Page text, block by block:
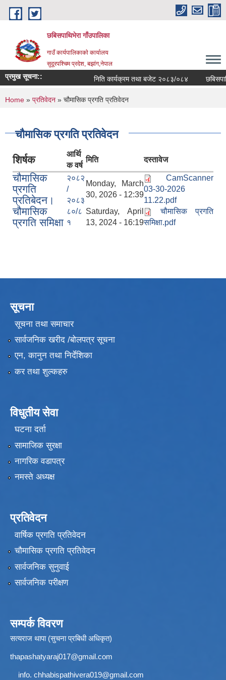
Skip to main content
छबिसपाथिभेरा गाँउपालिका
गाउँ कार्यपालिकाकाे कार्यालय
सुदूरपश्चिम प्रदेश, बझांग,नेपाल
प्रमुख सूचना:: निति कार्यक्रम तथा बजेट २०८३/०८४
You are here
Home » प्रतिवेदन » चौमासिक प्रगति प्रतिवेदन
चौमासिक प्रगति प्रतिवेदन
शिर्षक
आर्थि
क वर्ष
मिति दस्तावेज
चौमासिक
प्रगति
प्रतिबेदन।
२०८२
/
२०८३
Monday, March
30, 2026 - 12:39
CamScanner
03-30-2026
11.22.pdf
चौमासिक
प्रगति समिक्षा
८०/८
१
Saturday, April
13, 2024 - 16:19
चौमासिक प्रगति
समिक्षा.pdf
सूचना
सूचना तथा समाचार
सार्वजनिक खरीद /बोलपत्र सूचना
एन, कानुन तथा निर्देशिका
कर तथा शुल्कहरु
विधुतीय सेवा
घटना दर्ता
सामाजिक सुरक्षा
नागरिक वडापत्र
नमस्ते अध्यक्ष
प्रतिवेदन
वार्षिक प्रगति प्रतिवेदन
चौमासिक प्रगति प्रतिवेदन
सार्वजनिक सुनुवाई
सार्वजनिक परीक्षण
सम्पर्क विवरण
सत्यराज थापा (सुचना प्रबिधी अधिकृत)
thapashatyaraj017@gmail.com
info. chhabispathivera019@gmail.com